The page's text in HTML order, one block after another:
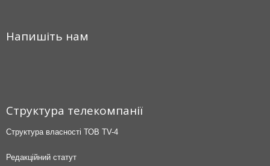
Напишіть нам
Структура телекомпанії
Структура власності ТОВ TV-4
Редакційний статут